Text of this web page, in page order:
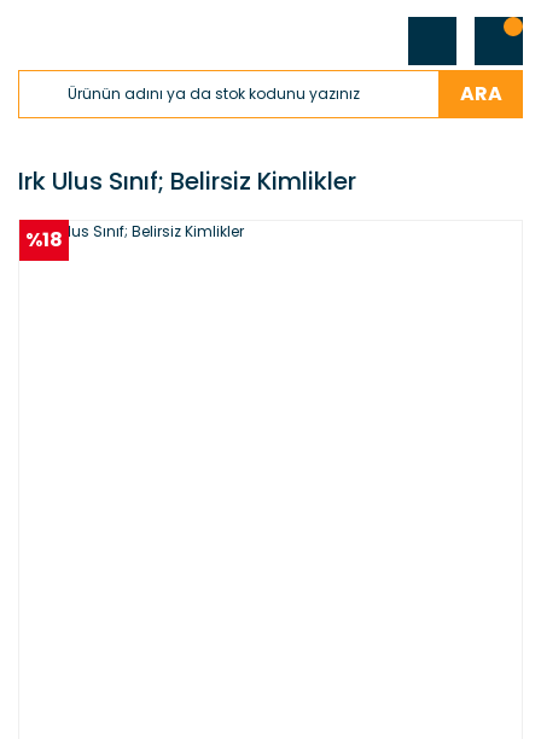
ARA
Irk Ulus Sınıf; Belirsiz Kimlikler
%18